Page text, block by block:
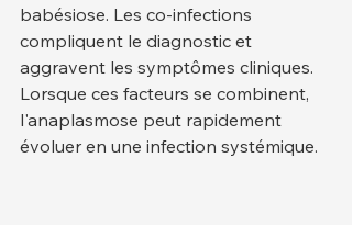
babésiose. Les co-infections
compliquent le diagnostic et
aggravent les symptômes cliniques.
Lorsque ces facteurs se combinent,
l'anaplasmose peut rapidement
évoluer en une infection systémique.